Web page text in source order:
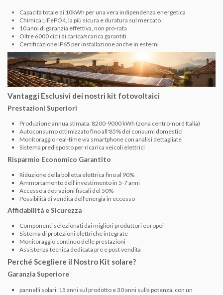
Capacità totale di 10kWh per una vera indipendenza energetica
Chimica LiFePO4, la più sicura e duratura sul mercato
10 anni di garanzia effettiva, non pro-rata
Oltre 6000 cicli di carica/scarica garantiti
Certificazione IP65 per installazione anche in esterni
Vantaggi Esclusivi dei nostri kit fotovoltaici
Prestazioni Superiori
Produzione annua stimata: 8200-9000 kWh (zona centro-nord Italia)
Autoconsumo ottimizzato fino all'85% dei consumi domestici
Monitoraggio real-time via smartphone con analisi dettagliate
Sistema predisposto per ricarica veicoli elettrici
Risparmio Economico Garantito
Riduzione della bolletta elettrica fino al 90%
Ammortamento dell'investimento in 5-7 anni
Accesso a detrazioni fiscali del 50%
Possibilità di vendita dell'energia in eccesso
Affidabilità e Sicurezza
Componenti selezionati dai migliori produttori europei
Sistema di protezioni elettriche integrate
Monitoraggio continuo delle prestazioni
Assistenza tecnica dedicata pre e post vendita
Perché Scegliere il Nostro Kit solare?
Garanzia Superiore
pannelli solari: 15 anni sul prodotto e 30 anni sulla potenza, con un